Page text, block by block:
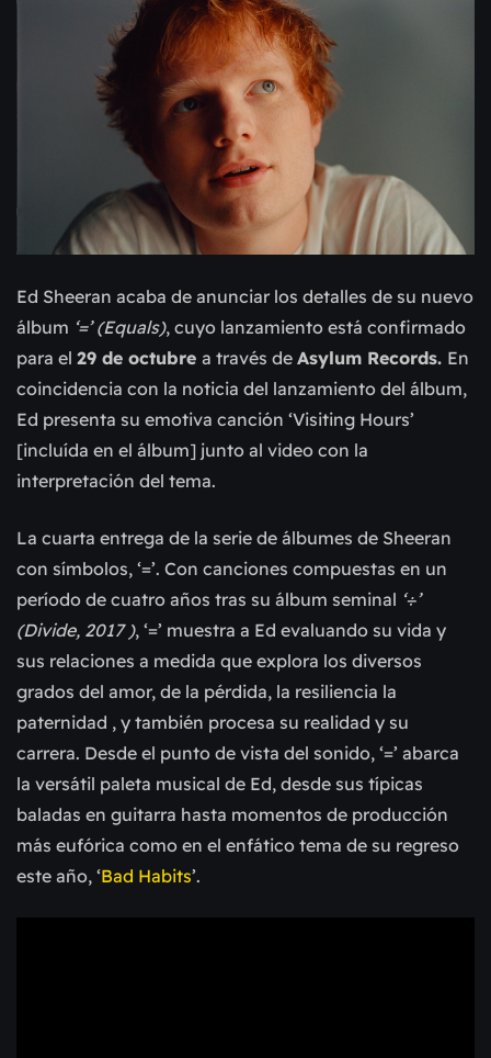
Ed Sheeran acaba de anunciar los detalles de su nuevo
álbum ‘=’ (Equals), cuyo lanzamiento está confirmado
para el 29 de octubre a través de Asylum Records. En
coincidencia con la noticia del lanzamiento del álbum,
Ed presenta su emotiva canción ‘Visiting Hours’
[incluída en el álbum] junto al video con la
interpretación del tema.
La cuarta entrega de la serie de álbumes de Sheeran
con símbolos, ‘=’. Con canciones compuestas en un
período de cuatro años tras su álbum seminal ‘÷’
(Divide, 2017 ), ‘=’ muestra a Ed evaluando su vida y
sus relaciones a medida que explora los diversos
grados del amor, de la pérdida, la resiliencia la
paternidad , y también procesa su realidad y su
carrera. Desde el punto de vista del sonido, ‘=’ abarca
la versátil paleta musical de Ed, desde sus típicas
baladas en guitarra hasta momentos de producción
más eufórica como en el enfático tema de su regreso
este año, ‘Bad Habits’.